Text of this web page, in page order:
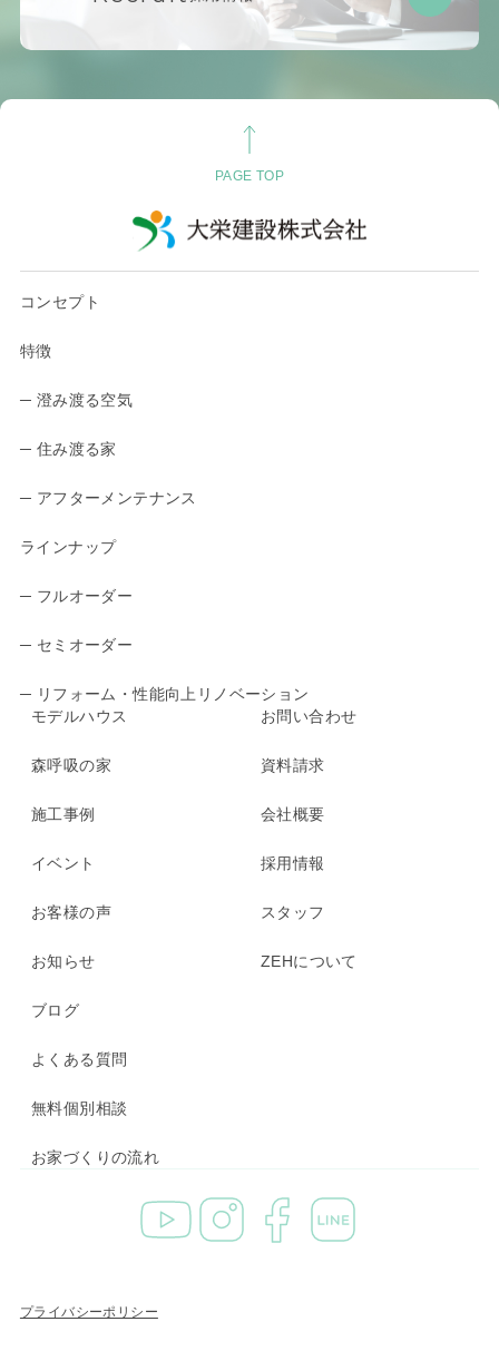
PAGE TOP
コンセプト
特徴
─ 澄み渡る空気
─ 住み渡る家
─ アフターメンテナンス
ラインナップ
─ フルオーダー
─ セミオーダー
─ リフォーム・性能向上リノベーション
モデルハウス
森呼吸の家
施工事例
イベント
お客様の声
お知らせ
ブログ
よくある質問
無料個別相談
お家づくりの流れ
お問い合わせ
資料請求
会社概要
採用情報
スタッフ
ZEHについて
プライバシーポリシー